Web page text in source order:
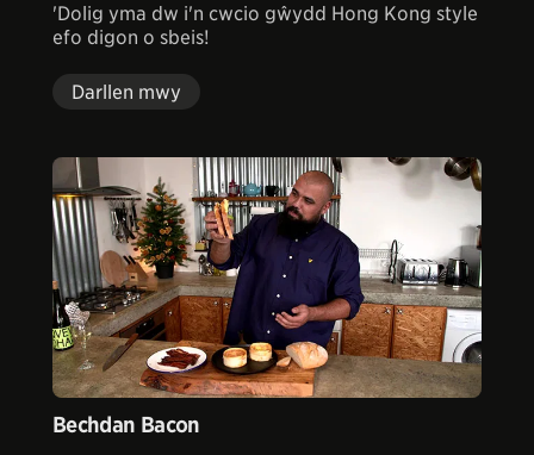
'Dolig yma dw i'n cwcio gŵydd Hong Kong style
efo digon o sbeis!
Darllen mwy
Bechdan Bacon